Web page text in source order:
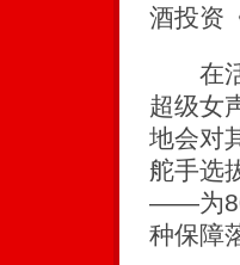
酒投资
在活
超级女
地会对
舵手选
——为80
种保障